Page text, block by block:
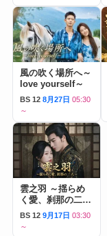
風の吹く場所へ～
love yourself～
BS 12 8月27日 05:30
～
雲之羽 ～揺らめ
く愛、刹那の二人
～
BS 12 9月17日 03:30
～